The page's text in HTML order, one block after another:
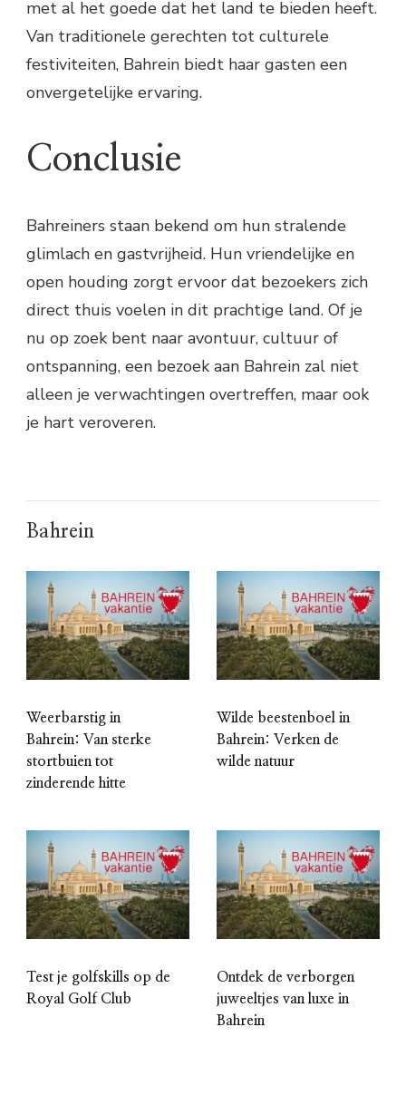
met al het goede dat het land te bieden heeft.
Van traditionele gerechten tot culturele
festiviteiten, Bahrein biedt haar gasten een
onvergetelijke ervaring.
Conclusie
Bahreiners staan bekend om hun stralende
glimlach en gastvrijheid. Hun vriendelijke en
open houding zorgt ervoor dat bezoekers zich
direct thuis voelen in dit prachtige land. Of je
nu op zoek bent naar avontuur, cultuur of
ontspanning, een bezoek aan Bahrein zal niet
alleen je verwachtingen overtreffen, maar ook
je hart veroveren.
Bahrein
Weerbarstig in
Bahrein: Van sterke
stortbuien tot
zinderende hitte
Wilde beestenboel in
Bahrein: Verken de
wilde natuur
Test je golfskills op de
Royal Golf Club
Ontdek de verborgen
juweeltjes van luxe in
Bahrein